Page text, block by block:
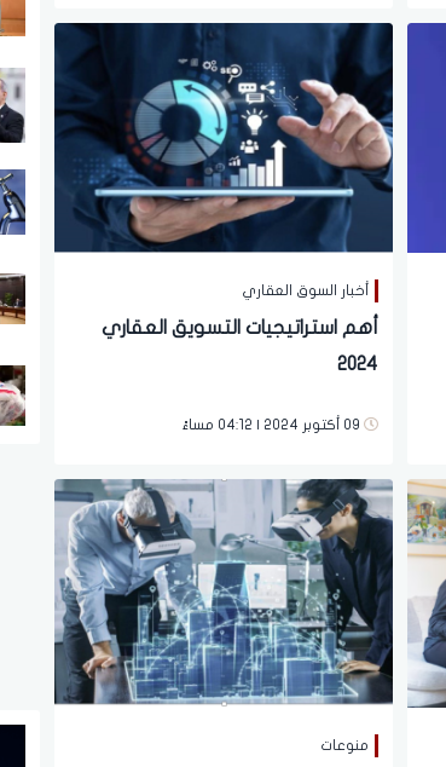
أخبار السوق العقاري
أهم استراتيجيات التسويق العقاري
2024
09 أكتوبر 2024 | 04:12 مساءً
منوعات